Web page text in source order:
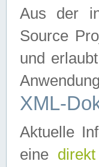
Aus der
Source
und
XML-
Aktuelle
eine